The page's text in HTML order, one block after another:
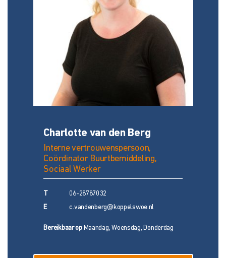
Charlotte van den Berg
Interne vertrouwenspersoon,
Coördinator Buurtbemiddeling,
Sociaal Werker
06-28787032
E c.vandenberg@koppelswoe.nl
Bereikbaar opMaandag, Woensdag, Donderdag